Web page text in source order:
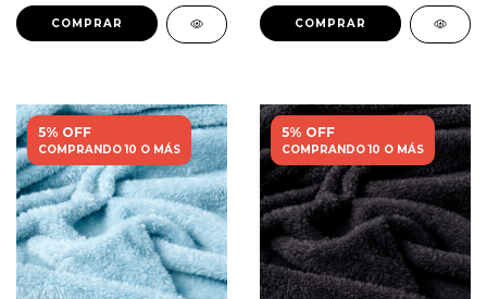
5% OFF
COMPRANDO 10 O MÁS
5% OFF
COMPRANDO 10 O MÁS